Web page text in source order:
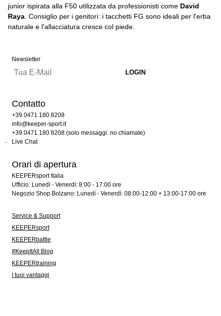
junior ispirata alla F50 utilizzata da professionisti come David
Raya . Consiglio per i genitori: i tacchetti FG sono ideali per l'erba
naturale e l'allacciatura cresce col piede.
Newsletter
Contatto
+39 0471 180 8208
info@keeper-sport.it
+39 0471 180 8208 (solo messaggi. no chiamate)
Live Chat
Orari di apertura
KEEPERsport Italia
Ufficio: Lunedì - Venerdì: 8:00 - 17:00 ore
Negozio Shop Bolzano: Lunedì - Venerdì: 08:00-12:00 + 13:00-17:00 ore
Service & Support
KEEPERsport
KEEPERbattle
#KeepItAll Blog
KEEPERtraining
I tuoi vantaggi